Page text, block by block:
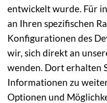
entwickelt wurde. Für
an Ihren spezifischen
Konfigurationen des
wir, sich direkt an
wenden. Dort erhalten
Informationen zu
Optionen und